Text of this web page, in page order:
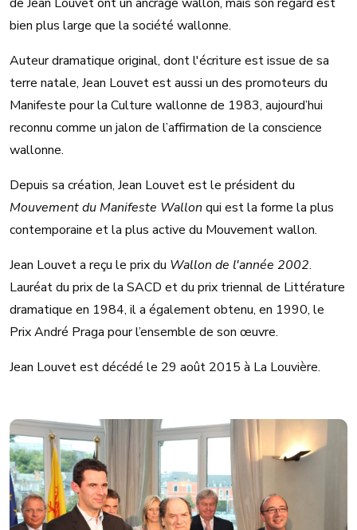
bien plus large que la société wallonne.
Auteur dramatique original, dont l'écriture est issue de sa
terre natale, Jean Louvet est aussi un des promoteurs du
Manifeste pour la Culture wallonne de 1983, aujourd’hui
reconnu comme un jalon de l’affirmation de la conscience
wallonne.
Depuis sa création, Jean Louvet est le président du
Mouvement du Manifeste Wallon qui est la forme la plus
contemporaine et la plus active du Mouvement wallon.
Jean Louvet a reçu le prix du Wallon de l'année 2002.
Lauréat du prix de la SACD et du prix triennal de Littérature
dramatique en 1984, il a également obtenu, en 1990, le
Prix André Praga pour l’ensemble de son œuvre.
Jean Louvet est décédé le 29 août 2015 à La Louvière.